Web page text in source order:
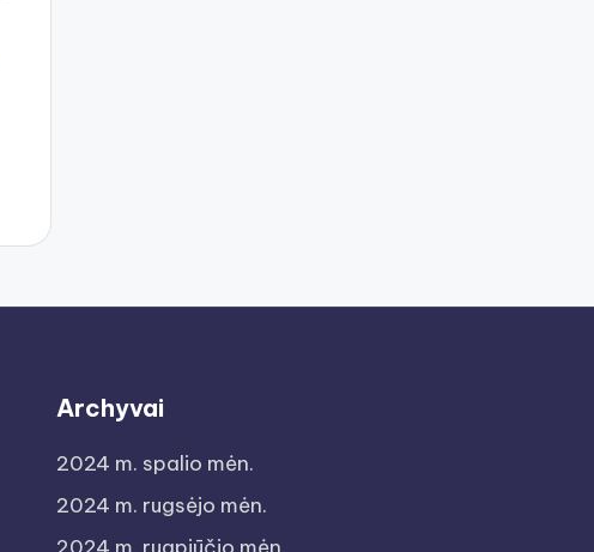
Archyvai
2024 m. spalio mėn.
2024 m. rugsėjo mėn.